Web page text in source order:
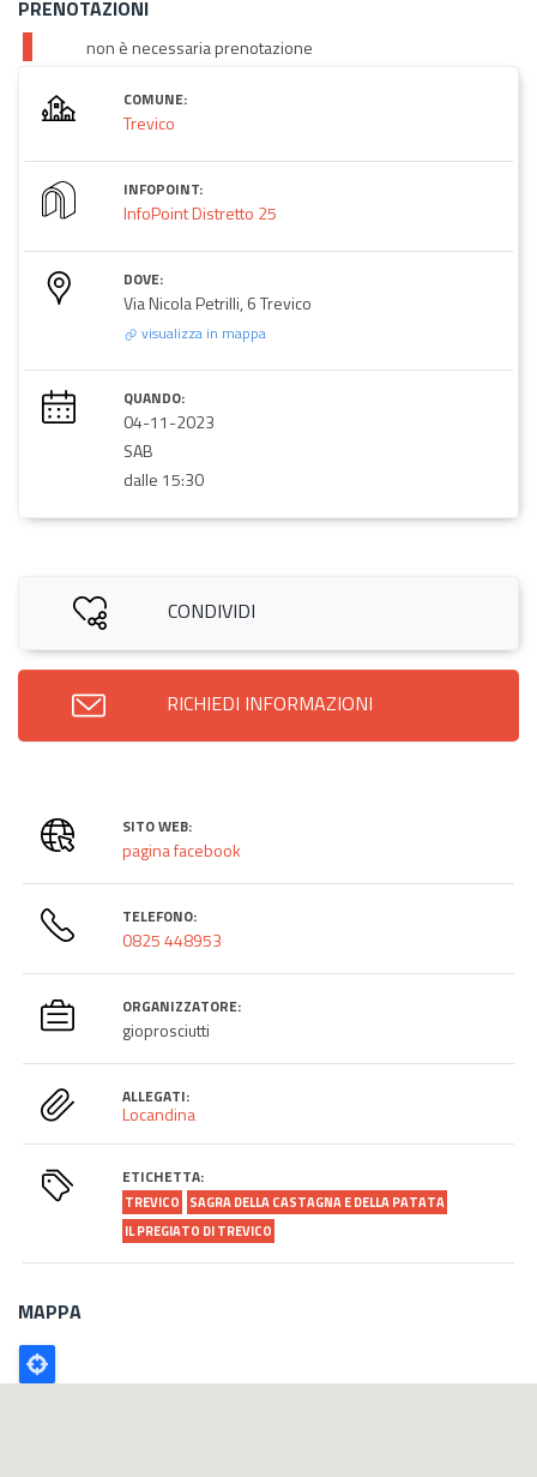
PRENOTAZIONI
non è necessaria prenotazione
COMUNE:
Trevico
INFOPOINT:
InfoPoint Distretto 25
DOVE:
Via Nicola Petrilli, 6 Trevico
visualizza in mappa
QUANDO:
04-11-2023
SAB
dalle 15:30
CONDIVIDI
RICHIEDI INFORMAZIONI
SITO WEB:
pagina facebook
TELEFONO:
0825 448953
ORGANIZZATORE:
gioprosciutti
ALLEGATI:
Locandina
ETICHETTA:
TREVICO
SAGRA DELLA CASTAGNA E DELLA PATATA
IL PREGIATO DI TREVICO
MAPPA
Poligono
GEO